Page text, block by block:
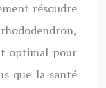
résoudre
optimal pour
que la santé